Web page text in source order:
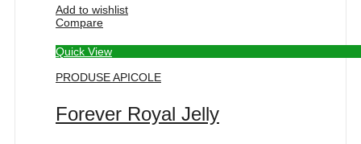
Add to wishlist
Compare
Quick View
PRODUSE APICOLE
Forever Royal Jelly